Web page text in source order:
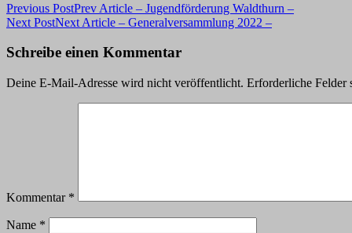
Previous PostPrev Article – Jugendförderung Waldthurn –
Next PostNext Article – Generalversammlung 2022 –
Schreibe einen Kommentar
Deine E-Mail-Adresse wird nicht veröffentlicht. Erforderliche Felder
Kommentar *
Name *